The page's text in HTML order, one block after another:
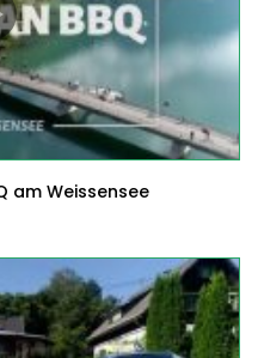
am Weissensee